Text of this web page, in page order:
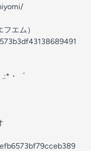
エム）
.:*・゜